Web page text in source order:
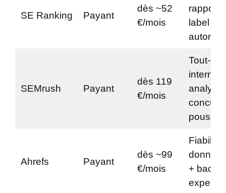
SE Ranking Payant
dès ~52
€/mois
label
SEMrush Payant
dès 119
€/mois
Tout-
analyse
poussée
Ahrefs Payant
dès ~99
€/mois
Fiabilité
+
experts